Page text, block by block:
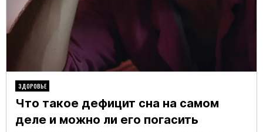
ЗДОРОВЬЕ
Что такое дефицит сна на самом
деле и можно ли его погасить